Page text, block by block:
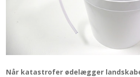
Når katastrofer ødelægger